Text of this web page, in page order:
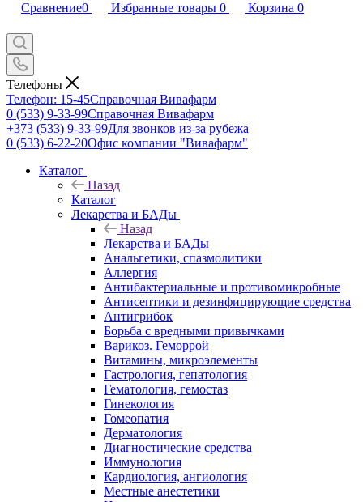
Сравнение0 Избранные товары 0 Корзина 0
Телефоны
Телефон: 15-45Справочная Вивафарм
0 (533) 9-33-99Справочная Вивафарм
+373 (533) 9-33-99Для звонков из-за рубежа
0 (533) 6-22-20Офис компании "Вивафарм"
Каталог
Назад
Каталог
Лекарства и БАДы
Назад
Лекарства и БАДы
Анальгетики, спазмолитики
Аллергия
Антибактериальные и противомикробные
Антисептики и дезинфицирующие средства
Антигрибок
Борьба с вредными привычками
Варикоз. Геморрой
Витамины, микроэлементы
Гастрология, гепатология
Гематология, гемостаз
Гинекология
Гомеопатия
Дерматология
Диагностические средства
Иммунология
Кардиология, ангиология
Местные анестетики